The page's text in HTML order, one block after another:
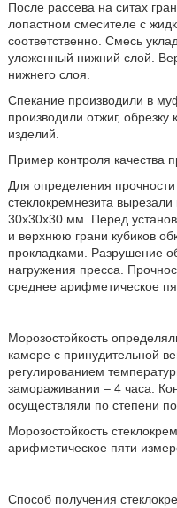
После рассева на ситах
лопастном смесителе с
соответственно. Смесь
уложенный нижний слой.
нижнего слоя.
Спекание производили в
производили отжиг, обрезку
изделий.
Пример контроля качества
Для определения
стеклокремнезита
30х30х30 мм. Перед
и верхнюю грани кубиков
прокладками. Разрушение
нагружения пресса.
среднее арифметическое
Морозостойкость
камере с принудительной
регулированием
замораживании – 4 часа.
осуществляли по степени
Морозостойкость
арифметическое пяти
Способ получения